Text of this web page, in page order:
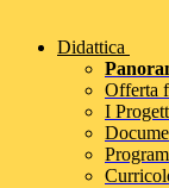
Didattica
Offerta
I